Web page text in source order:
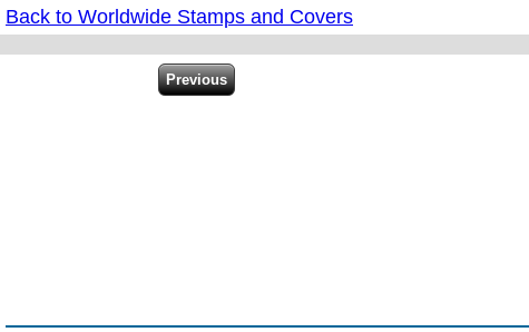
Back to Worldwide Stamps and Covers